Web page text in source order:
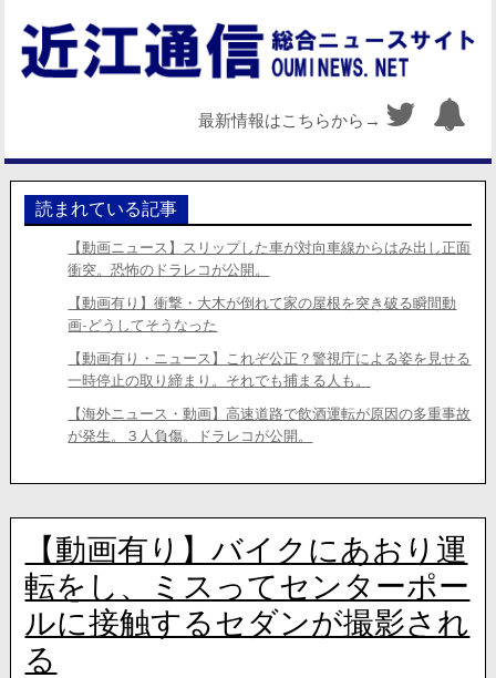
最新情報はこちらから→
読まれている記事
【動画ニュース】スリップした車が対向車線からはみ出し正面
衝突。恐怖のドラレコが公開。
【動画有り】衝撃・大木が倒れて家の屋根を突き破る瞬間動
画-どうしてそうなった
【動画有り・ニュース】これぞ公正？警視庁による姿を見せる
一時停止の取り締まり。それでも捕まる人も。
【海外ニュース・動画】高速道路で飲酒運転が原因の多重事故
が発生。３人負傷。ドラレコが公開。
【動画有り】バイクにあおり運
転をし、ミスってセンターポー
ルに接触するセダンが撮影され
る